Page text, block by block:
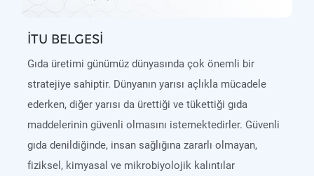
İTU BELGESİ
Gıda üretimi günümüz dünyasında çok önemli bir
stratejiye sahiptir. Dünyanın yarısı açlıkla mücadele
ederken, diğer yarısı da ürettiği ve tükettiği gıda
maddelerinin güvenli olmasını istemektedirler. Güvenli
gıda denildiğinde, insan sağlığına zararlı olmayan,
fiziksel, kimyasal ve mikrobiyolojik kalıntılar